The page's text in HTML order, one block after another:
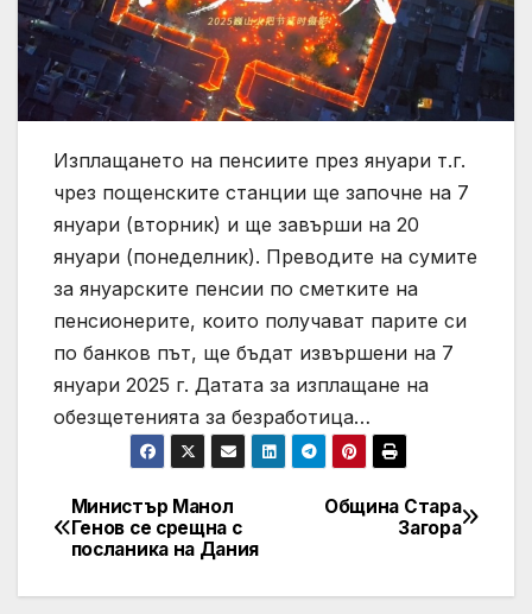
Изплащането на пенсиите през януари т.г.
чрез пощенските станции ще започне на 7
януари (вторник) и ще завърши на 20
януари (понеделник). Преводите на сумите
за януарските пенсии по сметките на
пенсионерите, които получават парите си
по банков път, ще бъдат извършени на 7
януари 2025 г. Датата за изплащане на
обезщетенията за безработица…
Post
navigation
Община Стара
Загора
Министър Манол
Генов се срещна с
посланика на Дания